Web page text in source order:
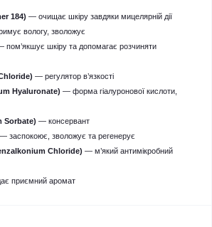
184) — очищає шкіру завдяки мицелярній дії
вологу, зволожує
пом’якшує шкіру та допомагає розчиняти
— регулятор в’язкості
Hyaluronate) — форма гіалуронової кислоти,
Sorbate) — консервант
— заспокоює, зволожує та регенерує
Chloride) — м’який антимікробний
приємний аромат